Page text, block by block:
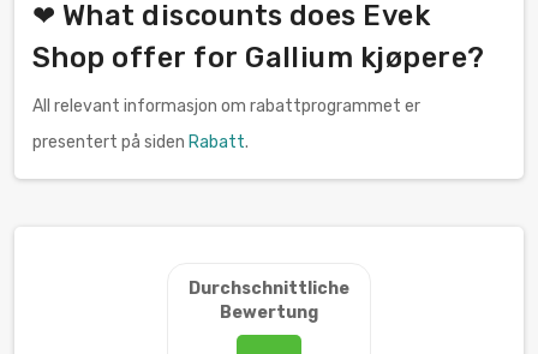
❤ What discounts does Evek
Shop offer for Gallium kjøpere?
All relevant informasjon om rabattprogrammet er
presentert på siden Rabatt.
Durchschnittliche
Bewertung